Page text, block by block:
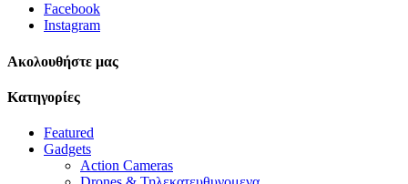
Facebook
Instagram
Aκολουθήστε μας
Κατηγορίες
Featured
Gadgets
Action Cameras